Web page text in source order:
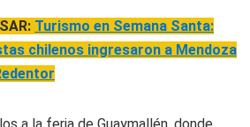
Turismo en Semana Santa:
chilenos ingresaron a Mendoza